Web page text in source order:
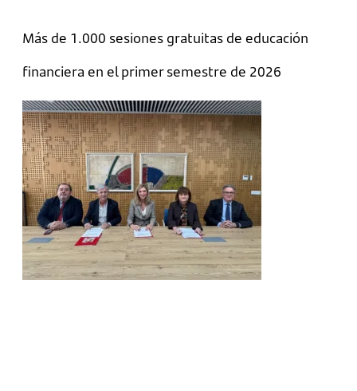
Más de 1.000 sesiones gratuitas de educación
financiera en el primer semestre de 2026